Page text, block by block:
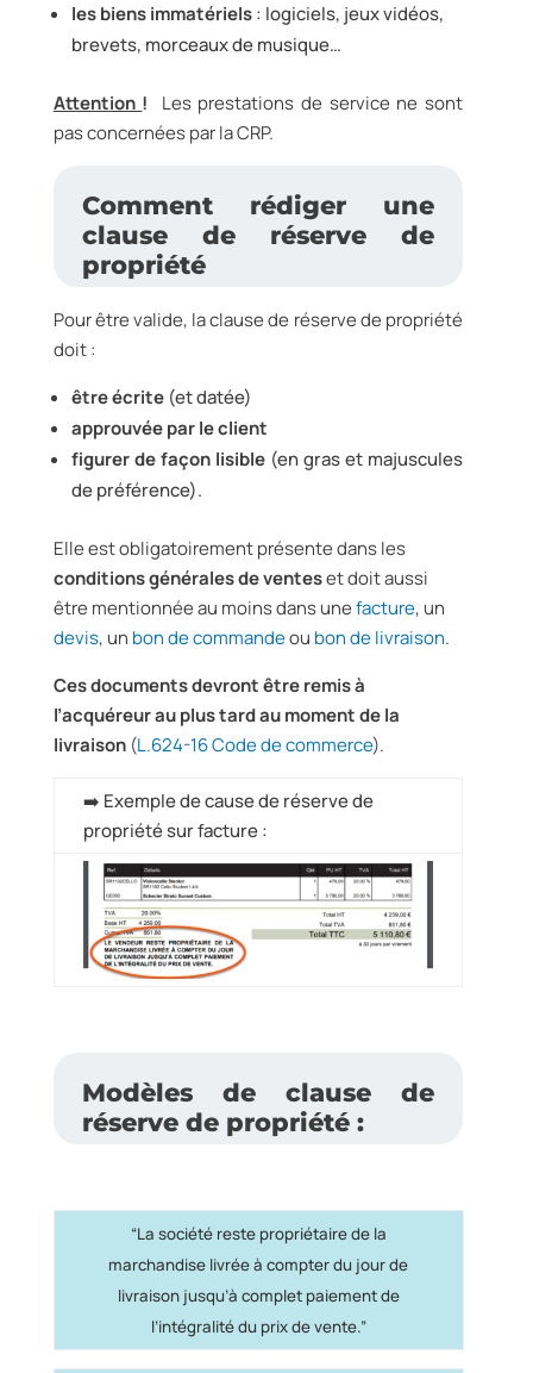
les biens immatériels: logiciels, jeux vidéos,
brevets, morceaux de musique…
Attention !
Les prestations de service ne sont
pas concernées par la CRP.
Comment rédiger une
clause de réserve de
propriété
Pour être valide, la clause de réserve de propriété
doit :
être écrite(et datée)
approuvée par le client
figurer de façon lisible(en gras et majuscules
de préférence).
Elle est obligatoirement présente dans les
conditions générales de venteset doit aussi
être mentionnée au moins dans unefacture, un
devis, un bon de commandeou bon de livraison.
Ces documents devront être remis à
l’acquéreur au plus tard au moment de la
livraison(L.624-16 Code de commerce).
➡️ Exemple de cause de réserve de
propriété sur facture :
Modèles de clause de
réserve de propriété :
“La société reste propriétaire de la
marchandise livrée à compter du jour de
livraison jusqu’à complet paiement de
l’intégralité du prix de vente.”